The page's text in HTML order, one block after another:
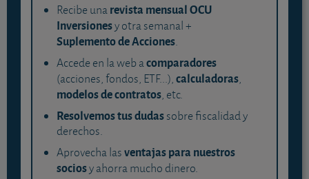
Recibe unarevista mensual OCU
Inversionesy otra semanal +
Suplemento de Acciones.
Accede en la web acomparadores
(acciones, fondos, ETF...),calculadoras,
modelos de contratos, etc.
Resolvemos tus dudassobre fiscalidad y
derechos.
Aprovecha lasventajas para nuestros
sociosy ahorra mucho dinero.